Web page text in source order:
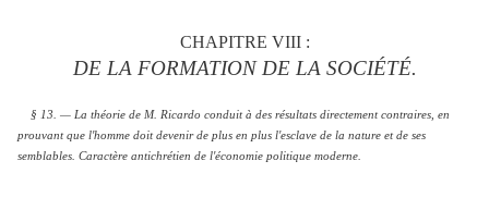
CHAPITRE VIII :
DE LA FORMATION DE LA SOCIÉTÉ.
§ 13. — La théorie de M. Ricardo conduit à des résultats directement contraires, en
prouvant que l'homme doit devenir de plus en plus l'esclave de la nature et de ses
semblables. Caractère antichrétien de l'économie politique moderne.